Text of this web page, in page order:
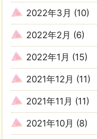
2022年3月 (10)
2022年2月 (6)
2022年1月 (15)
2021年12月 (11)
2021年11月 (11)
2021年10月 (8)